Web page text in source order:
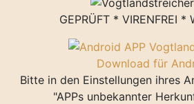
GEPRÜFT * VIRENFREI *
Download für
Bitte in den Einstellungen ihres
"APPs unbekannter